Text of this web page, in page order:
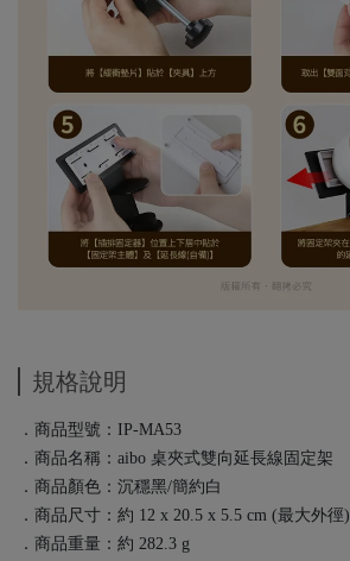
規格說明
．商品型號：IP-MA53
．商品名稱：aibo 桌夾式雙向延長線固定架
．商品顏色：沉穩黑/簡約白
．商品尺寸：約 12 x 20.5 x 5.5 cm (最大外徑)
．商品重量：約 282.3 g